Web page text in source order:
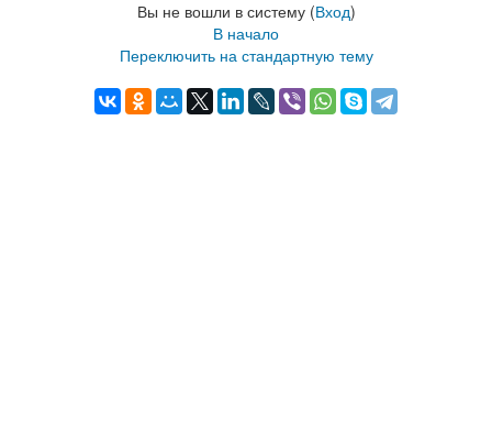
Вы не вошли в систему (Вход)
В начало
Переключить на стандартную тему